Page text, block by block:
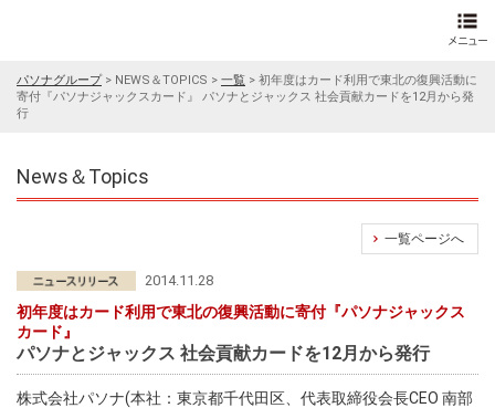
パソナグループ> NEWS＆TOPICS > 一覧 > 初年度はカード利用で東北の復興活動に
寄付『パソナジャックスカード』 パソナとジャックス 社会貢献カードを12月から発
行
News＆Topics
一覧ページへ
2014.11.28
初年度はカード利用で東北の復興活動に寄付『パソナジャックス
カード』
パソナとジャックス 社会貢献カードを12月から発行
株式会社パソナ(本社：東京都千代田区、代表取締役会長CEO 南部